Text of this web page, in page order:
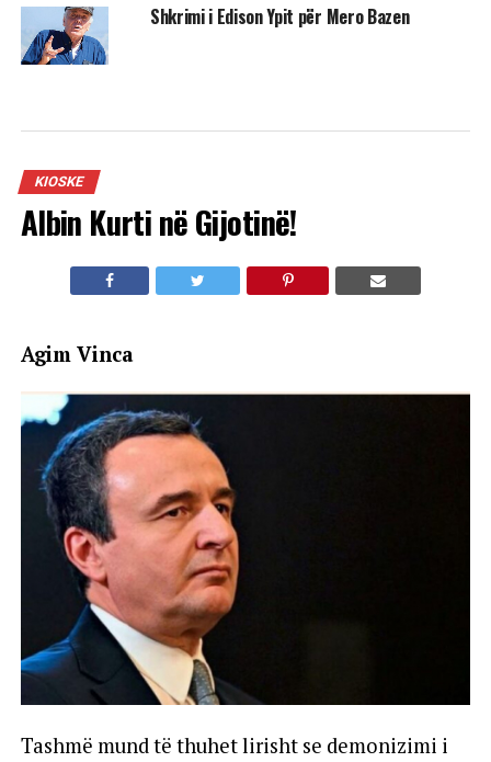
Shkrimi i Edison Ypit për Mero Bazen
KIOSKE
Albin Kurti në Gijotinë!
Agim Vinca
Tashmë mund të thuhet lirisht se demonizimi i